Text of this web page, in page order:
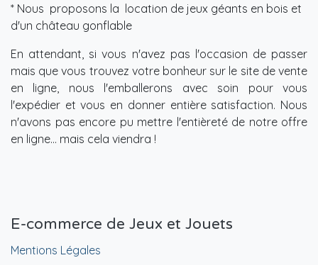
* Nous proposons la location de jeux géants en bois et
d'un château gonflable
En attendant, si vous n'avez pas l'occasion de passer
mais que vous trouvez votre bonheur sur le site de vente
en ligne, nous l'emballerons avec soin pour vous
l'expédier et vous en donner entière satisfaction. Nous
n'avons pas encore pu mettre l'entièreté de notre offre
en ligne... mais cela viendra !
E-commerce de Jeux et Jouets
Mentions Légales